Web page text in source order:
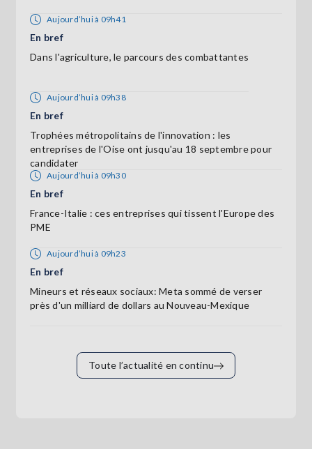
Aujourd’hui à 09h41
En bref
Dans l'agriculture, le parcours des combattantes
Aujourd’hui à 09h38
En bref
Trophées métropolitains de l'innovation : les
entreprises de l'Oise ont jusqu'au 18 septembre pour
candidater
Aujourd’hui à 09h30
En bref
France-Italie : ces entreprises qui tissent l'Europe des
PME
Aujourd’hui à 09h23
En bref
Mineurs et réseaux sociaux: Meta sommé de verser
près d'un milliard de dollars au Nouveau-Mexique
Toute l’actualité en continu